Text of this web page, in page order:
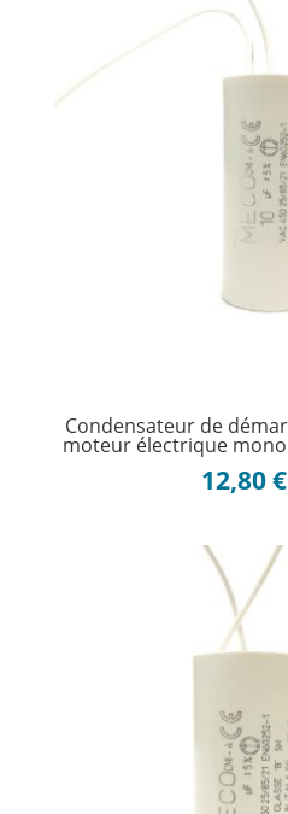
Condensateur de
moteur électrique
12,80€